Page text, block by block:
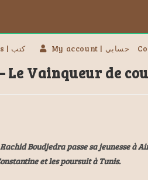
Livres | كتب My account | حسابي
Le Vainqueur de
Boudjedra passe sa jeunesse à
et les poursuit à Tunis.